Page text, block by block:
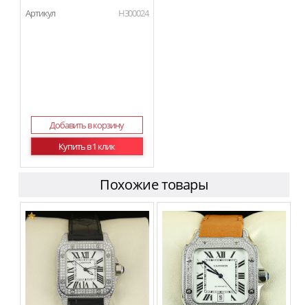
Артикул H300024
Добавить в корзину
Купить в 1 клик
Похожие товары